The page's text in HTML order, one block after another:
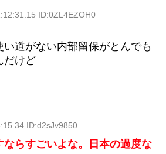
ID:0ZL4EZOH0
道がない内部留保がとんでも
だけど
ID:d2sJv9850
らすごいよな。日本の過度な